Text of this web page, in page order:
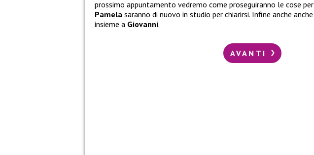
prossimo appuntamento vedremo come proseguiranno le cose per
Pamela saranno di nuovo in studio per chiarirsi. Infine anche anche
insieme a Giovanni.
AVANTI